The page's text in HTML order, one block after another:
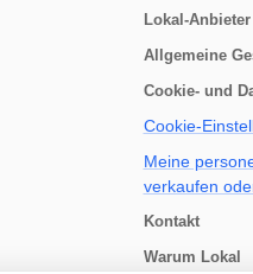
Lokal-
Allgemeine
Cookie- und
Cookie-
Meine
verkaufen
Kontakt
Warum Lokal